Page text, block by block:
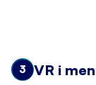
3 VR i